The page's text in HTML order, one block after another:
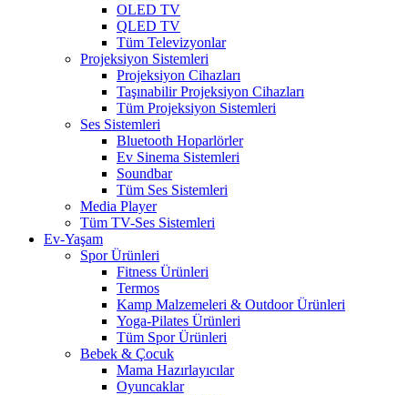
OLED TV
QLED TV
Tüm Televizyonlar
Projeksiyon Sistemleri
Projeksiyon Cihazları
Taşınabilir Projeksiyon Cihazları
Tüm Projeksiyon Sistemleri
Ses Sistemleri
Bluetooth Hoparlörler
Ev Sinema Sistemleri
Soundbar
Tüm Ses Sistemleri
Media Player
Tüm TV-Ses Sistemleri
Ev-Yaşam
Spor Ürünleri
Fitness Ürünleri
Termos
Kamp Malzemeleri & Outdoor Ürünleri
Yoga-Pilates Ürünleri
Tüm Spor Ürünleri
Bebek & Çocuk
Mama Hazırlayıcılar
Oyuncaklar